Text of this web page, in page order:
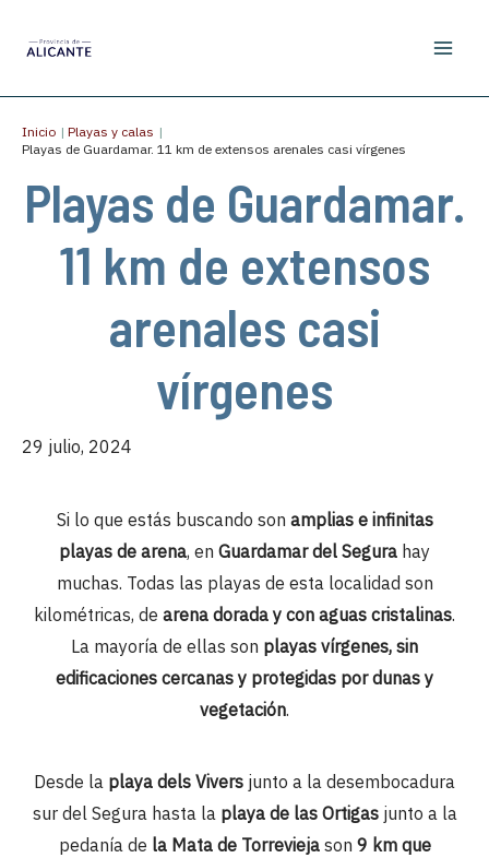
Inicio
Playas y calas
Playas de Guardamar. 11 km de extensos arenales casi vírgenes
Playas de Guardamar.
11 km de extensos
arenales casi
vírgenes
29 julio, 2024
Si lo que estás buscando son amplias e infinitas
playas de arena, en Guardamar del Segura hay
muchas. Todas las playas de esta localidad son
kilométricas, de arena dorada y con aguas cristalinas.
La mayoría de ellas son playas vírgenes, sin
edificaciones cercanas y protegidas por dunas y
vegetación.
Desde la playa dels Vivers junto a la desembocadura
sur del Segura hasta la playa de las Ortigasjunto a la
pedanía de la Mata de Torreviejason 9 km que